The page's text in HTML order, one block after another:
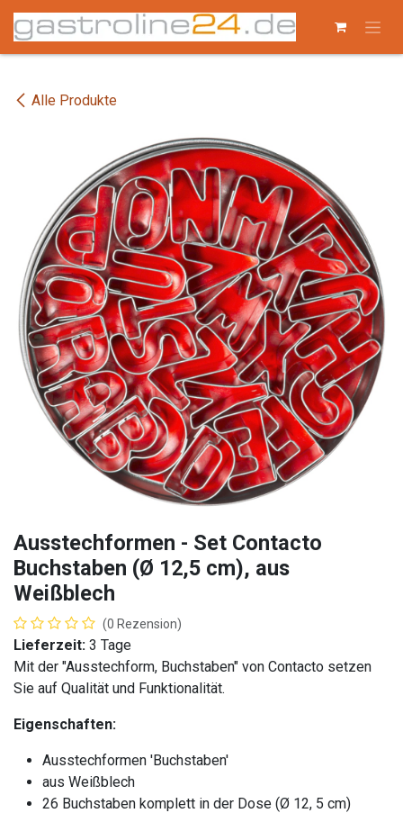
Zum Inhalt springen
Alle Produkte
Ausstechformen - Set Contacto
Buchstaben (Ø 12,5 cm), aus
Weißblech
(0 Rezension)
Lieferzeit: 3 Tage
Mit der "Ausstechform, Buchstaben" von Contacto setzen
Sie auf Qualität und Funktionalität.
Eigenschaften:
Ausstechformen 'Buchstaben'
aus Weißblech
26 Buchstaben komplett in der Dose (Ø 12, 5 cm)